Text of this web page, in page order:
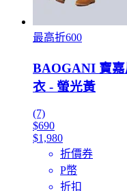
最高折600
BAOGANI 寶嘉
衣 - 螢光黃
(7)
$690
$1,980
折價券
P幣
折扣